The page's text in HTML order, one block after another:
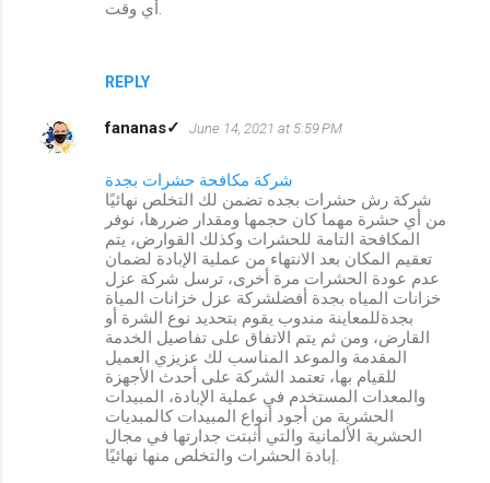
REPLY
fananas✓ June 14, 2021 at 5:59 PM
شركة مكافحة حشرات بجدة
شركة رش حشرات بجده تضمن لك التخلص نهائيًا
من أي حشرة مهما كان حجمها ومقدار ضررها، نوفر
المكافحة التامة للحشرات وكذلك القوارض، يتم
تعقيم المكان بعد الانتهاء من عملية الإبادة لضمان
عدم عودة الحشرات مرة أخرى، ترسل شركة عزل
خزانات المياه بجدة أفضلشركة عزل خزانات المياة
بجدةللمعاينة مندوب يقوم بتحديد نوع الشرة أو
القارض، ومن ثم يتم الاتفاق على تفاصيل الخدمة
المقدمة والموعد المناسب لك عزيزي العميل
للقيام بها، تعتمد الشركة على أحدث الأجهزة
والمعدات المستخدم في عملية الإبادة، المبيدات
الحشرية من أجود أنواع المبيدات كالمبديات
الحشرية الألمانية والتي أثبتت جدارتها في مجال